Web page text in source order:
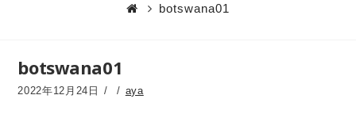
イ
ス
botswana01
botswana01
2022年12月24日 aya